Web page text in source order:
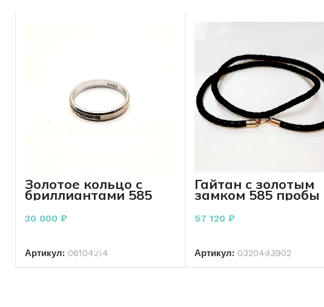
Золотое кольцо с
бриллиантами 585
пробы 2.31 грамма 17
р
30 000 ₽
Артикул: 06104214
Гайтан с золотым
замком 585 пробы
57 120 ₽
Артикул: 0320493902